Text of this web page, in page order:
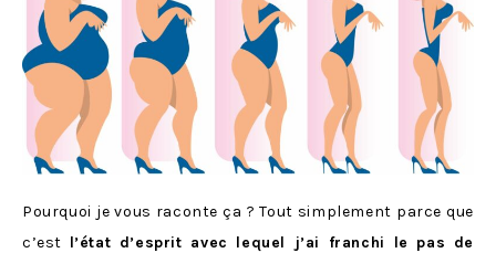
Pourquoi je vous raconte ça ? Tout simplement parce que
c’est l’état d’esprit avec lequel j’ai franchi le pas de